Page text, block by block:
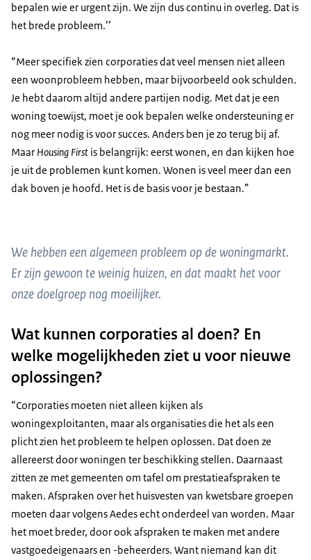
bepalen wie er urgent zijn. We zijn dus continu in overleg. Dat is
het brede probleem.’’
“Meer specifiek zien corporaties dat veel mensen niet alleen
een woonprobleem hebben, maar bijvoorbeeld ook schulden.
Je hebt daarom altijd andere partijen nodig. Met dat je een
woning toewijst, moet je ook bepalen welke ondersteuning er
nog meer nodig is voor succes. Anders ben je zo terug bij af.
Maar Housing First is belangrijk: eerst wonen, en dan kijken hoe
je uit de problemen kunt komen. Wonen is veel meer dan een
dak boven je hoofd. Het is de basis voor je bestaan.”
We hebben een algemeen probleem op de woningmarkt.
Er zijn gewoon te weinig huizen, en dat maakt het voor
onze doelgroep nog moeilijker.
Wat kunnen corporaties al doen? En
welke mogelijkheden ziet u voor nieuwe
oplossingen?
“Corporaties moeten niet alleen kijken als
woningexploitanten, maar als organisaties die het als een
plicht zien het probleem te helpen oplossen. Dat doen ze
allereerst door woningen ter beschikking stellen. Daarnaast
zitten ze met gemeenten om tafel om prestatieafspraken te
maken. Afspraken over het huisvesten van kwetsbare groepen
moeten daar volgens Aedes echt onderdeel van worden. Maar
het moet breder, door ook afspraken te maken met andere
vastgoedeigenaars en -beheerders. Want niemand kan dit